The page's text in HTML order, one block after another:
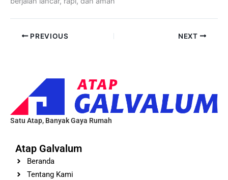
PREVIOUS NEXT
Satu Atap, Banyak Gaya Rumah
Atap Galvalum
Beranda
Tentang Kami